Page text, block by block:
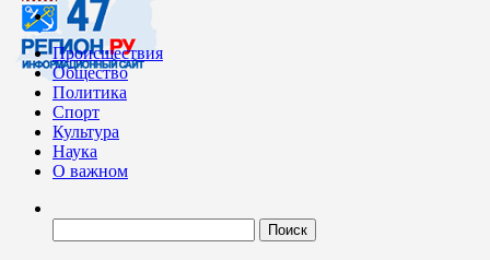
Происшествия
Общество
Политика
Спорт
Культура
Наука
О важном